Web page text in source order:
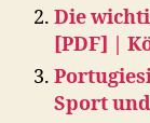
Die
[PDF] |
Sport